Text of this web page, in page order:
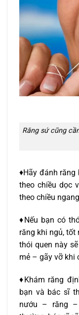
Răng sứ cũng
♦Hãy đánh răng
theo chiều dọc
theo chiều
♦Nếu bạn có
răng khi ngủ, tốt
thói quen này
mẻ – gãy vỡ khi
♦Khám răng
bạn và bác sĩ
nướu – răng